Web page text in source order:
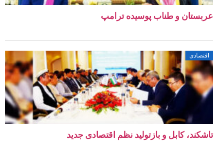
و طناب پوسیده ترامپ
کابل و بازتولید نظم اقتصادی جدید